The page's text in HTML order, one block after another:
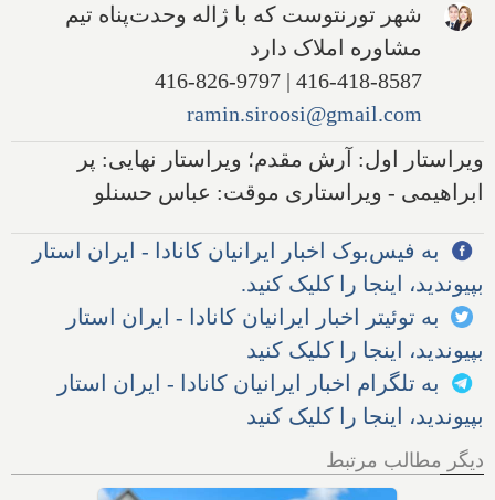
شهر تورنتوست که با ژاله وحدت‌پناه تیم
مشاوره املاک دارد
416-418-8587 | 416-826-9797
ramin.siroosi@gmail.com
ویراستار اول: آرش مقدم؛ ویراستار نهایی: پر
ابراهیمی - ویراستاری موقت: عباس حسنلو
به فیس‌بوک اخبار ایرانیان کانادا - ایران استار
بپیوندید، اینجا را کلیک کنید.
به توئیتر اخبار ایرانیان کانادا - ایران استار
بپیوندید، اینجا را کلیک کنید
به تلگرام اخبار ایرانیان کانادا - ایران استار
بپیوندید، اینجا را کلیک کنید
دیگر مطالب مرتبط